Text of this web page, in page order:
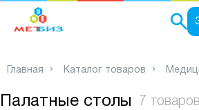
Главная Каталог товаров
Палатные столы 7 товаров